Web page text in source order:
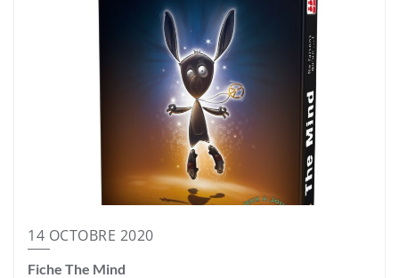
14 OCTOBRE 2020
Fiche The Mind